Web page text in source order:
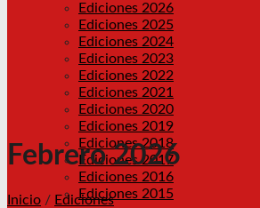
Ediciones 2026
Ediciones 2025
Ediciones 2024
Ediciones 2023
Ediciones 2022
Ediciones 2021
Ediciones 2020
Ediciones 2019
Ediciones 2018
Ediciones 2017
Ediciones 2016
Ediciones 2015
Febrero 2026
Inicio / Ediciones